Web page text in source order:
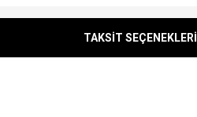
TAKSİT SEÇENEKLERİ